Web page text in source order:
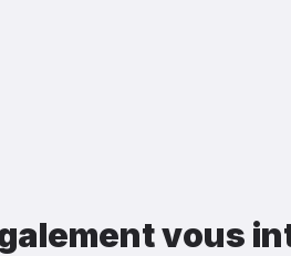
vous